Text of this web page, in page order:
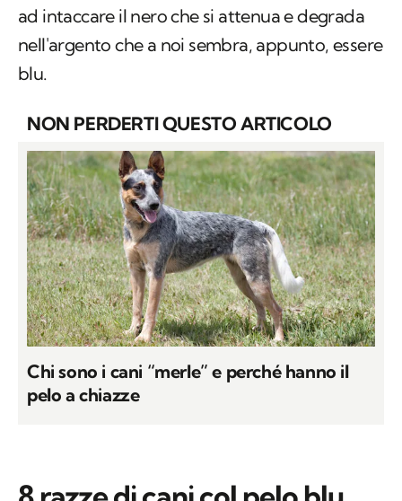
ad intaccare il nero che si attenua e degrada
nell'argento che a noi sembra, appunto, essere
blu.
NON PERDERTI QUESTO ARTICOLO
Chi sono i cani “merle” e perché hanno il
pelo a chiazze